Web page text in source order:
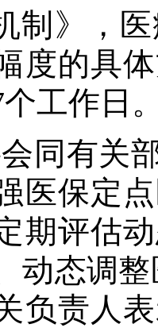
制》，
度的具
工作日
同有关
医保定
期评估
动态调
负责人